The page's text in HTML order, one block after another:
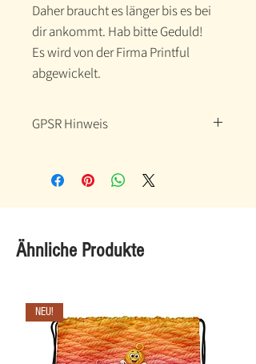
Daher braucht es länger bis es bei
dir ankommt. Hab bitte Geduld!
Es wird von der Firma Printful
abgewickelt.
GPSR Hinweis
Name: Printful
Riga, Latvia, LV-1050
EU-Garantie: 2 Jahre
Weitere Compliance-
Informationen: Erfüllt die
Ähnliche Produkte
NEU!